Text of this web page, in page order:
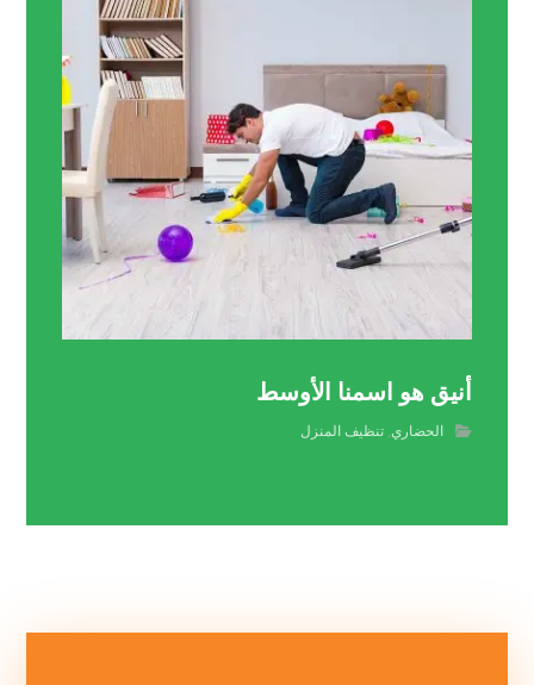
أنيق هو اسمنا الأوسط
الحضاري ,تنظيف المنزل